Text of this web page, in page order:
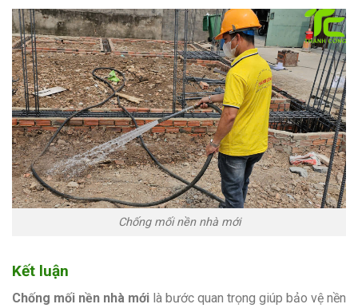
Chống mối nền nhà mới
Kết luận
Chống mối nền nhà mới là bước quan trọng giúp bảo vệ nền